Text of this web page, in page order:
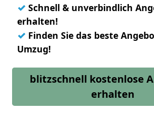
✓ Schnell & unverbindlich
erhalten!
✓ Finden Sie das beste
Umzug!
blitzschnell kostenlose
erhalten